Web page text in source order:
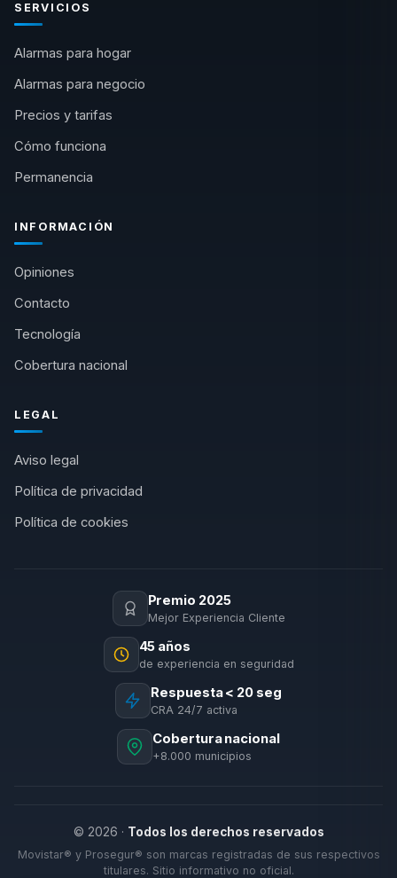
SERVICIOS
Alarmas para hogar
Alarmas para negocio
Precios y tarifas
Cómo funciona
Permanencia
INFORMACIÓN
Opiniones
Contacto
Tecnología
Cobertura nacional
LEGAL
Aviso legal
Política de privacidad
Política de cookies
Premio 2025
Mejor Experiencia Cliente
45 años
de experiencia en seguridad
Respuesta < 20 seg
CRA 24/7 activa
Cobertura nacional
+8.000 municipios
© 2026 · Todos los derechos reservados
Movistar® y Prosegur® son marcas registradas de sus respectivos
titulares. Sitio informativo no oficial.